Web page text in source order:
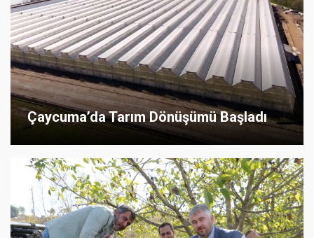
Çaycuma’da Tarım Dönüşümü Başladı